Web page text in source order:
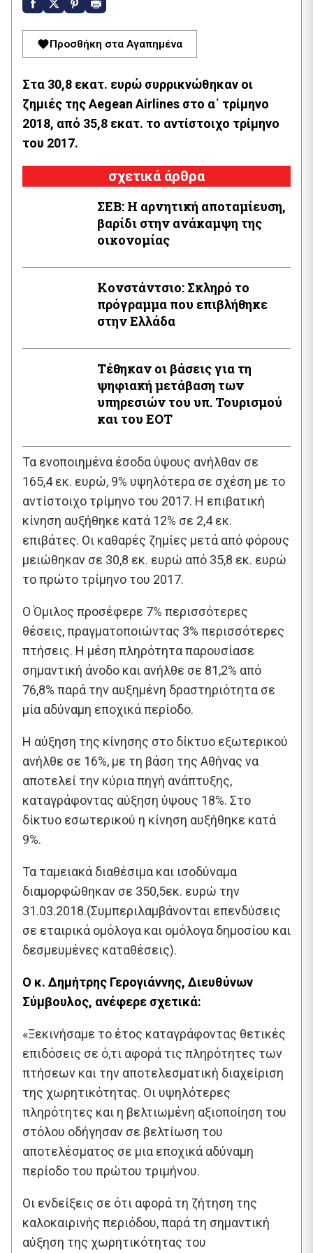
Προσθήκη στα Αγαπημένα
Στα 30,8 εκατ. ευρώ συρρικνώθηκαν οι
ζημιές της Aegean Airlines στο α΄ τρίμηνο
2018, από 35,8 εκατ. το αντίστοιχο τρίμηνο
του 2017.
σχετικά άρθρα
ΣΕΒ: Η αρνητική αποταμίευση,
βαρίδι στην ανάκαμψη της
οικονομίας
Κονστάντσιο: Σκληρό το
πρόγραμμα που επιβλήθηκε
στην Ελλάδα
Τέθηκαν οι βάσεις για τη
ψηφιακή μετάβαση των
υπηρεσιών του υπ. Τουρισμού
και του ΕΟΤ
Τα ενοποιημένα έσοδα ύψους ανήλθαν σε
165,4 εκ. ευρώ, 9% υψηλότερα σε σχέση με το
αντίστοιχο τρίμηνο του 2017. H επιβατική
κίνηση αυξήθηκε κατά 12% σε 2,4 εκ.
επιβάτες. Οι καθαρές ζημίες μετά από φόρους
μειώθηκαν σε 30,8 εκ. ευρώ από 35,8 εκ. ευρώ
το πρώτο τρίμηνο του 2017.
Ο Όμιλος προσέφερε 7% περισσότερες
θέσεις, πραγματοποιώντας 3% περισσότερες
πτήσεις. Η μέση πληρότητα παρουσίασε
σημαντική άνοδο και ανήλθε σε 81,2% από
76,8% παρά την αυξημένη δραστηριότητα σε
μία αδύναμη εποχικά περίοδο.
Η αύξηση της κίνησης στο δίκτυο εξωτερικού
ανήλθε σε 16%, με τη βάση της Αθήνας να
αποτελεί την κύρια πηγή ανάπτυξης,
καταγράφοντας αύξηση ύψους 18%. Στο
δίκτυο εσωτερικού η κίνηση αυξήθηκε κατά
9%.
Τα ταμειακά διαθέσιμα και ισοδύναμα
διαμορφώθηκαν σε 350,5εκ. ευρώ την
31.03.2018.(Συμπεριλαμβάνονται επενδύσεις
σε εταιρικά ομόλογα και ομόλογα δημοσίου και
δεσμευμένες καταθέσεις).
Ο κ. Δημήτρης Γερογιάννης, Διευθύνων
Σύμβουλος, ανέφερε σχετικά:
«Ξεκινήσαμε το έτος καταγράφοντας θετικές
επιδόσεις σε ό,τι αφορά τις πληρότητες των
πτήσεων και την αποτελεσματική διαχείριση
της χωρητικότητας. Οι υψηλότερες
πληρότητες και η βελτιωμένη αξιοποίηση του
στόλου οδήγησαν σε βελτίωση του
αποτελέσματος σε μια εποχικά αδύναμη
περίοδο του πρώτου τριμήνου.
Οι ενδείξεις σε ότι αφορά τη ζήτηση της
καλοκαιρινής περιόδου, παρά τη σημαντική
αύξηση της χωρητικότητας του